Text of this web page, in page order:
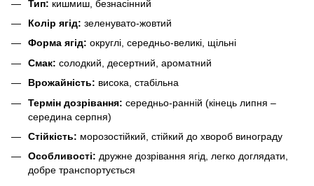
Тип: кишмиш, безнасінний
Колір ягід: зеленувато-жовтий
Форма ягід: округлі, середньо-великі, щільні
Смак: солодкий, десертний, ароматний
Врожайність: висока, стабільна
Термін дозрівання: середньо-ранній (кінець липня –
середина серпня)
Стійкість: морозостійкий, стійкий до хвороб винограду
Особливості: дружне дозрівання ягід, легко доглядати,
добре транспортується